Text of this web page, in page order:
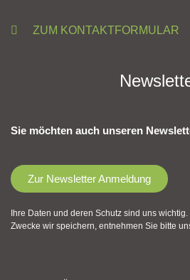
ZUM KONTAKTFORMULAR
Sie möchten auch unseren
Zur Newsletter Anmeldung
Ihre Daten und deren Schutz sind uns
Zwecke wir speichern, entnehmen Sie bitte